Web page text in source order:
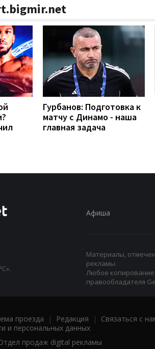
Гурбанов: Подготовка к
матчу с Динамо - наша
главная задача
Афиша
Материалы,
рекламы.
Любое
правообладателя
проезда | Редакция | Связаться с
и персональных данных
продаж digital рекламы